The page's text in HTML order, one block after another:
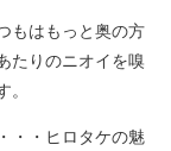
もはもっと奥の方
たりのニオイを嗅
・・ヒロタケの魅